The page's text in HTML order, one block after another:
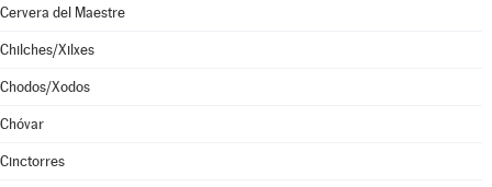
Cervera del Maestre
Chilches/Xilxes
Chodos/Xodos
Chóvar
Cinctorres